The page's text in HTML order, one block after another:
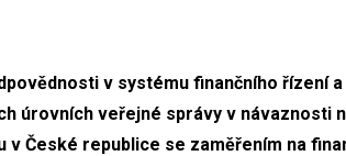
v systému finančního řízení
úrovních veřejné správy v návaznosti
České republice se zaměřením na